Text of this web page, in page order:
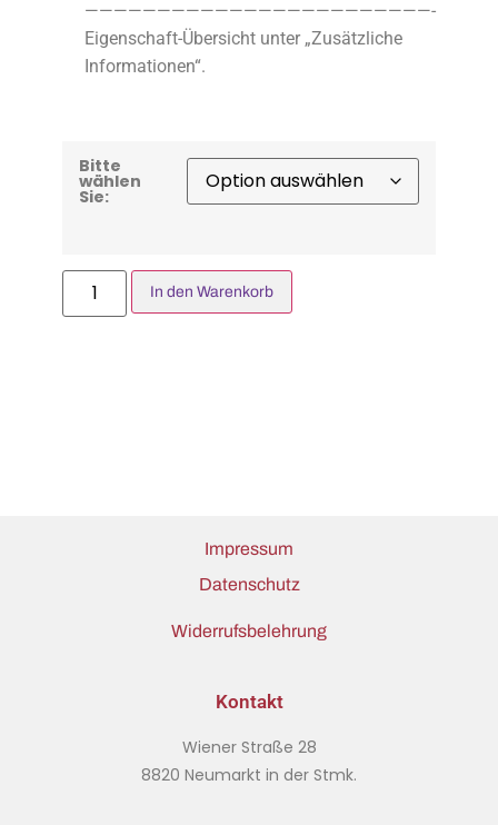
————————————————————————-
Eigenschaft-Übersicht unter „Zusätzliche
Informationen“.
Bitte
wählen
Sie:
In den Warenkorb
Impressum
Datenschutz
Widerrufsbelehrung
Kontakt
Wiener Straße 28
8820 Neumarkt in der Stmk.